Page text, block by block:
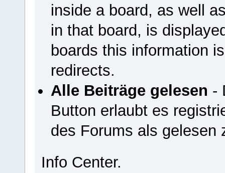
inside a board, as well
in that board, is
boards this information
redirects.
Alle Beiträge gelesen -
Button erlaubt es
des Forums als gelesen
Info Center.